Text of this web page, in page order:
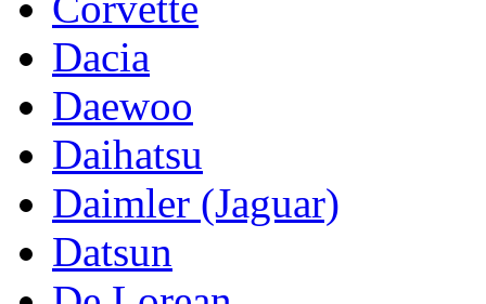
Dacia
Daewoo
Daihatsu
Daimler (Jaguar)
Datsun